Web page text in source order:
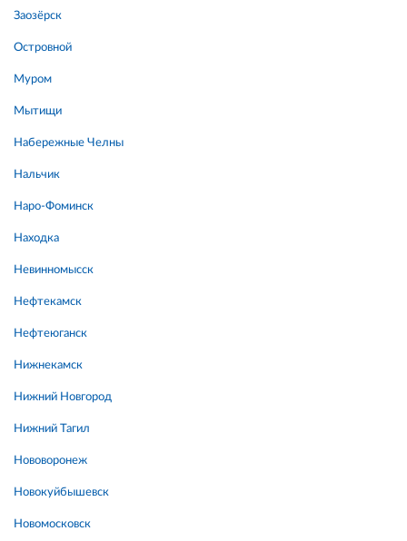
Заозёрск
Островной
Муром
Мытищи
Набережные Челны
Нальчик
Наро-Фоминск
Находка
Невинномысск
Нефтекамск
Нефтеюганск
Нижнекамск
Нижний Новгород
Нижний Тагил
Нововоронеж
Новокуйбышевск
Новомосковск